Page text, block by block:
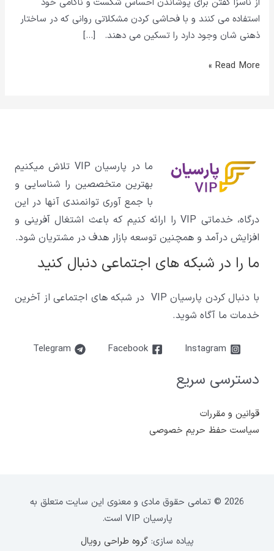
استفاده می کنند و با فحاشی کردن مشکلاتی روانی که در ساختار
ذهنی شان وجود دارد را تسکین می دهند. […]
Read More »
ما در پارسیان VIP تلاش میکنیم
بهترین متخصصین را شناسایی و
با جمع آوری توانمندی آنها در این
درگاه، خدماتی VIP را ارائه کنیم که باعث اشتغال آفرینی و
افزایش درآمد و همچنین توسعه بازار هدف در مشتریان شود.
ما را در شبکه های اجتماعی دنبال کنید
با دنبال کردن پارسیان VIP در شبکه های اجتماعی از آخرین
خدمات ما آگاه شوید.
Instagram
Facebook
Telegram
دسترسی سریع
قوانین و مقررات
سیاست حفظ حریم خصوصی
2026 © تمامی حقوق مادی و معنوی این سایت متعلق به
پارسیان VIP است.
پیاده سازی:گروه طراحی رویال